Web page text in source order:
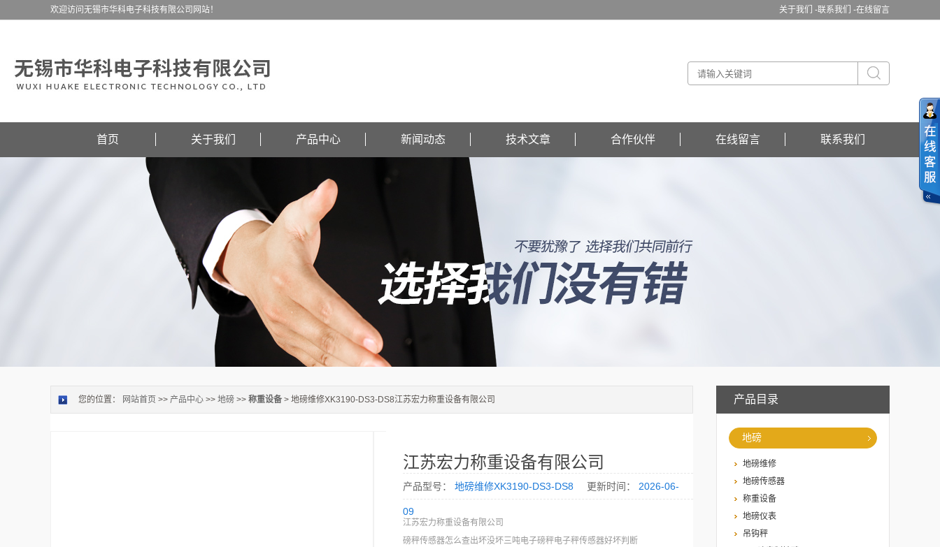
关于我们 -联系我们 -在线留言
欢迎访问无锡市华科电子科技有限公司网站！
首页 关于我们 产品中心 新闻动态 技术文章 合作伙伴 在线留言 联系我们
产品目录
地磅
地磅维修
地磅传感器
称重设备
地磅仪表
吊钩秤
您的位置： 网站首页 >> 产品中心 >> 地磅 >> 称重设备 > 地磅维修XK3190-DS3-DS8江苏宏力称重设备有限公司
江苏宏力称重设备有限公司
产品型号： 地磅维修XK3190-DS3-DS8 更新时间： 2026-06-
09
江苏宏力称重设备有限公司
磅秤传感器怎么查出坏没坏三吨电子磅秤电子秤传感器好坏判断